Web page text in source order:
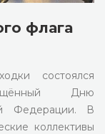
флага
состоялся
Дню
Федерации. В
коллективы